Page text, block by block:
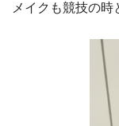
メイクも競技の時